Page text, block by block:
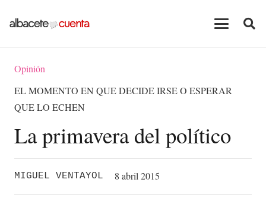
Opinión
EL MOMENTO EN QUE DECIDE IRSE O ESPERAR
QUE LO ECHEN
La primavera del político
MIGUEL VENTAYOL 8 abril 2015